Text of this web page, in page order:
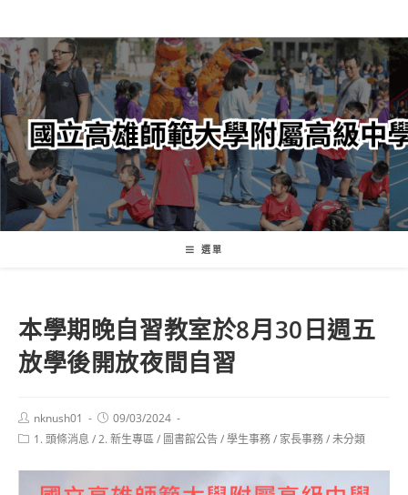
轉
至
主
內
容
選單
本學期晚自習教室於8月30日週五
放學後開放夜間自習
Post
author:
nknush01
Post
published:
09/03/2024
Post1. 頭條消息 /2. 新生專區/ 圖書館公告/學生事務/ 家長事務/未分類